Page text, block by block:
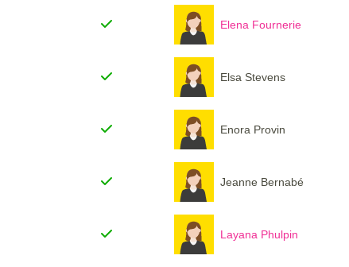
Elena Fournerie
Elsa Stevens
Enora Provin
Jeanne Bernabé
Layana Phulpin